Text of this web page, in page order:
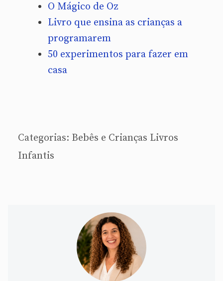
O Mágico de Oz
Livro que ensina as crianças a
programarem
50 experimentos para fazer em
casa
Categorias: Bebês e Crianças Livros
Infantis